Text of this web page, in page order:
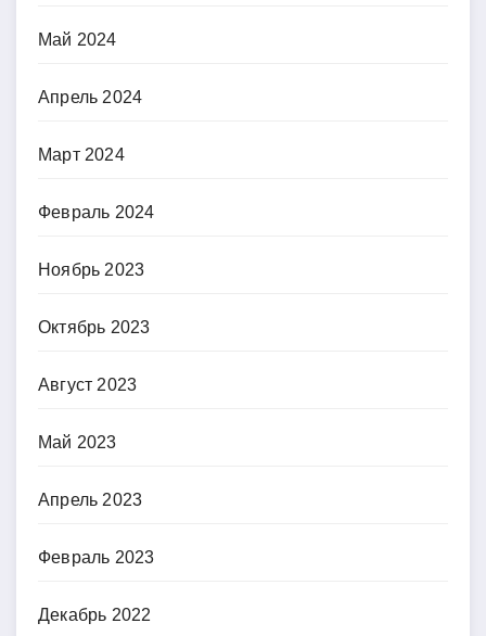
Май 2024
Апрель 2024
Март 2024
Февраль 2024
Ноябрь 2023
Октябрь 2023
Август 2023
Май 2023
Апрель 2023
Февраль 2023
Декабрь 2022